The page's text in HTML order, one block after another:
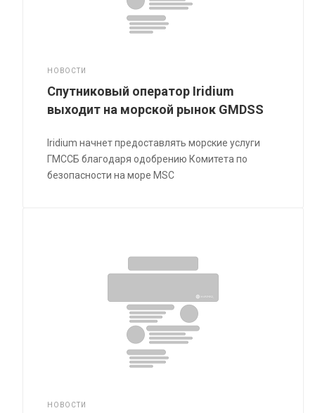
НОВОСТИ
Спутниковый оператор Iridium
выходит на морской рынок GMDSS
Iridium начнет предоставлять морские услуги
ГМССБ благодаря одобрению Комитета по
безопасности на море MSC
НОВОСТИ